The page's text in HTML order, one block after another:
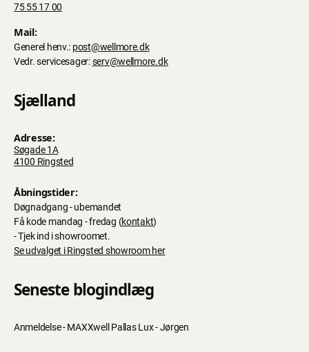
75 55 17 00
Mail:
Generel henv.: post@wellmore.dk
Vedr. servicesager:serv@wellmore.dk
Sjælland
Adresse:
Søgade 1A
4100 Ringsted
Åbningstider:
Døgnadgang - ubemandet
Få kode mandag - fredag (kontakt)
- Tjek ind i showroomet.
Se udvalget i Ringsted showroom her
Seneste blogindlæg
Anmeldelse - MAXXwell Pallas Lux - Jørgen